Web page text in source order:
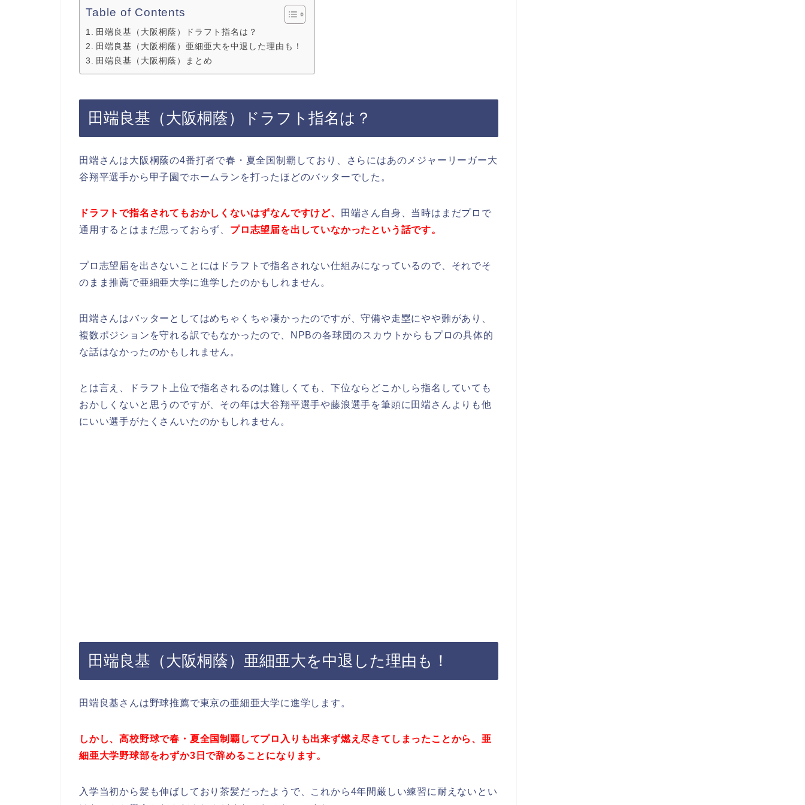
Table of Contents
田端良基（大阪桐蔭）ドラフト指名は？
田端良基（大阪桐蔭）亜細亜大を中退した理由も！
田端良基（大阪桐蔭）まとめ
田端良基（大阪桐蔭）ドラフト指名は？
田端さんは大阪桐蔭の4番打者で春・夏全国制覇しており、さらにはあのメジャーリーガー大
谷翔平選手から甲子園でホームランを打ったほどのバッターでした。
ドラフトで指名されてもおかしくないはずなんですけど、
田端さん自身、当時はまだプロで
通用するとはまだ思っておらず、 プロ志望届を出していなかったという話です。
プロ志望届を出さないことにはドラフトで指名されない仕組みになっているので、それでそ
のまま推薦で亜細亜大学に進学したのかもしれません。
田端さんはバッターとしてはめちゃくちゃ凄かったのですが、守備や走塁にやや難があり、
複数ポジションを守れる訳でもなかったので、NPBの各球団のスカウトからもプロの具体的
な話はなかったのかもしれません。
とは言え、ドラフト上位で指名されるのは難しくても、下位ならどこかしら指名していても
おかしくないと思うのですが、その年は大谷翔平選手や藤浪選手を筆頭に田端さんよりも他
にいい選手がたくさんいたのかもしれません。
田端良基（大阪桐蔭）亜細亜大を中退した理由も！
田端良基さんは野球推薦で東京の亜細亜大学に進学します。
しかし、高校野球で春・夏全国制覇してプロ入りも出来ず燃え尽きてしまったことから、亜
細亜大学野球部をわずか3日で辞めることになります。
入学当初から髪も伸ばしており茶髪だったようで、これから4年間厳しい練習に耐えないとい